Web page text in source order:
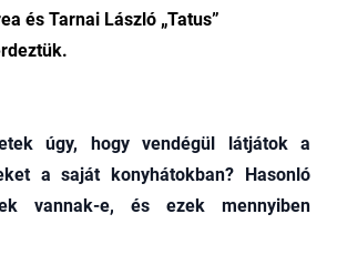
és Tarnai László „Tatus”
úgy, hogy vendégül látjátok a
a saját konyhátokban? Hasonló
vannak-e, és ezek mennyiben